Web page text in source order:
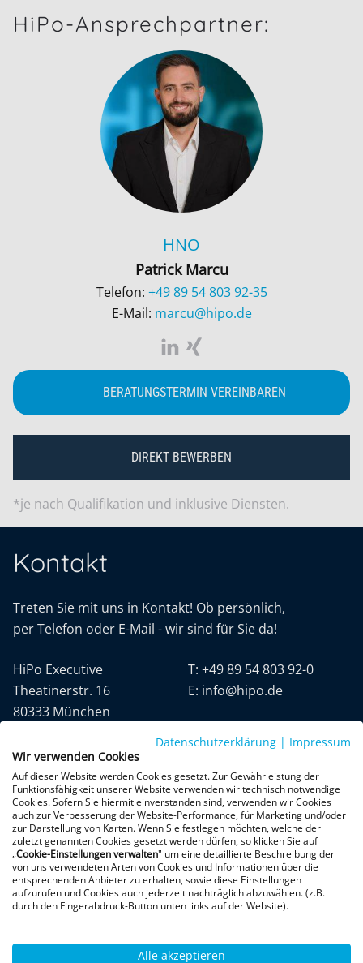
HiPo-Ansprechpartner:
HNO
Patrick Marcu
Telefon: +49 89 54 803 92-35
E-Mail: marcu@hipo.de
BERATUNGSTERMIN VEREINBAREN
DIREKT BEWERBEN
*je nach Qualifikation und inklusive Diensten.
Kontakt
Treten Sie mit uns in Kontakt! Ob persönlich,
per Telefon oder E-Mail - wir sind für Sie da!
HiPo Executive
Theatinerstr. 16
80333 München
T: +49 89 54 803 92-0
E: info@hipo.de
Datenschutz AGB Impressum
+300 Google-Rezensionen
★★★★★
4,9 von 5 Sternen
Datenschutzerklärung | Impressum
Wir verwenden Cookies
Auf dieser Website werden Cookies gesetzt. Zur Gewährleistung der
Funktionsfähigkeit unserer Website verwenden wir technisch notwendige
Cookies. Sofern Sie hiermit einverstanden sind, verwenden wir Cookies
auch zur Verbesserung der Website-Performance, für Marketing und/oder
zur Darstellung von Karten. Wenn Sie festlegen möchten, welche der
zuletzt genannten Cookies gesetzt werden dürfen, so klicken Sie auf
„Cookie-Einstellungen verwalten" um eine detaillierte Beschreibung der
von uns verwendeten Arten von Cookies und Informationen über die
entsprechenden Anbieter zu erhalten, sowie diese Einstellungen
aufzurufen und Cookies auch jederzeit nachträglich abzuwählen. (z.B.
durch den Fingerabdruck-Button unten links auf der Website).
Alle akzeptieren